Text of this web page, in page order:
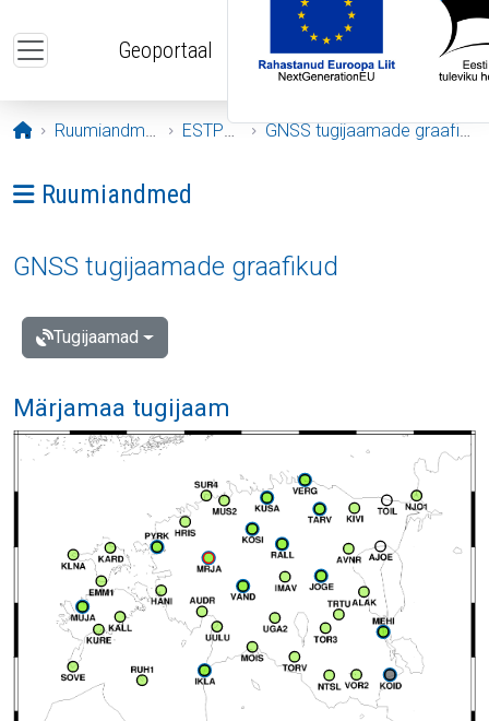
Geoportaal
Avaleht
Ruumiandmed ESTPOS GNSS tugijaamade graafikud
Ava menüü: Ruumiandmed
Ruumiandmed
GNSS tugijaamade graafikud
Tugijaamad
Märjamaa tugijaam